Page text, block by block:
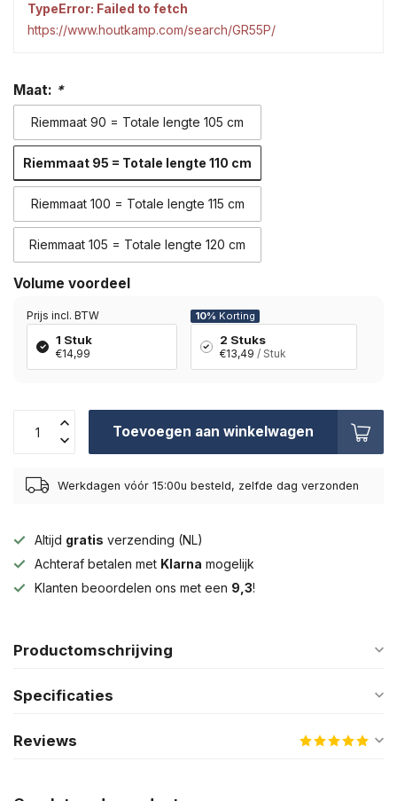
TypeError: Failed to fetch
https://www.houtkamp.com/search/GR55P/
Maat: *
Riemmaat 90 = Totale lengte 105 cm
Riemmaat 95 = Totale lengte 110 cm
Riemmaat 100 = Totale lengte 115 cm
Riemmaat 105 = Totale lengte 120 cm
Volume voordeel
Prijs incl. BTW
1 Stuk
€14,99
10% Korting
2 Stuks
€13,49 / Stuk
Toevoegen aan winkelwagen
Werkdagen vóór 15:00u besteld, zelfde dag verzonden
Altijd gratis verzending (NL)
Achteraf betalen met Klarna mogelijk
Klanten beoordelen ons met een 9,3!
Productomschrijving
Specificaties
Reviews